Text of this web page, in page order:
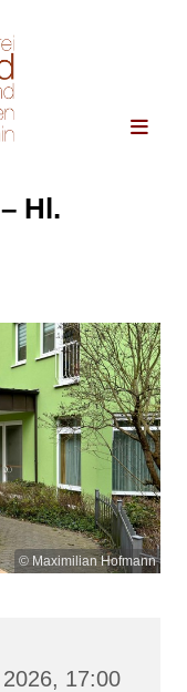
Hl.
© Maximilian Hofmann
17:00